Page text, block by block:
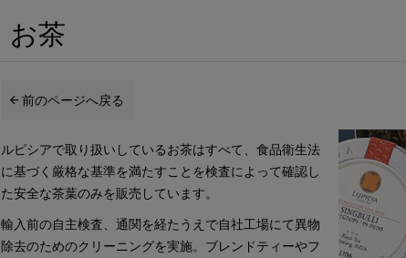
お茶
前のページへ戻る
ルピシアで取り扱いしているお茶はすべて、食品衛生法
に基づく厳格な基準を満たすことを検査によって確認し
た安全な茶葉のみを販売しています。
輸入前の自主検査、通関を経たうえで自社工場にて異物
除去のためのクリーニングを実施。ブレンドティーやフ